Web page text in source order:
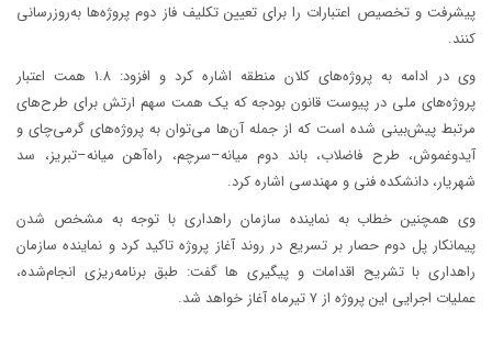
پیشرفت و تخصیص اعتبارات را برای تعیین تکلیف فاز دوم پروژه‌ها به‌روزرسانی
کنند. ️
وی در ادامه به پروژه‌های کلان منطقه اشاره کرد و افزود: ۱.۸ همت اعتبار
پروژه‌های ملی در پیوست قانون بودجه که یک همت سهم ارتش برای طرح‌های
مرتبط پیش‌بینی شده است که از جمله آن‌ها می‌توان به پروژه‌های گرمی‌چای و
آیدوغموش، طرح فاضلاب، باند دوم میانه–سرچم، راه‌آهن میانه–تبریز، سد
شهریار، دانشکده فنی و مهندسی اشاره کرد. ️
وی همچنین خطاب به نماینده سازمان راهداری با توجه به مشخص شدن
پیمانکار پل دوم حصار بر تسریع در روند آغاز پروژه تاکید کرد و نماینده سازمان
راهداری با تشریح اقدامات و پیگیری ها گفت: طبق برنامه‌ریزی انجام‌شده،
عملیات اجرایی این پروژه از ۷ تیرماه آغاز خواهد شد.